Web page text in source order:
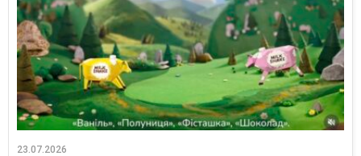
23.07.2026